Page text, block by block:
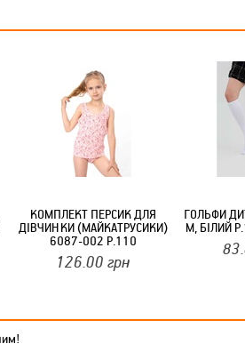
КОМПЛЕКТ ПЕРСИК ДЛЯ
ДІВЧИНКИ (МАЙКАТРУСИКИ)
6087-002 Р.110
ТМТРИКОТАЖНИЙ КРАЙ
126.00 грн
ГОЛЬФИ
М, БІЛИЙ